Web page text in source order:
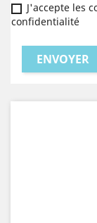
J'accepte les
confidentialité